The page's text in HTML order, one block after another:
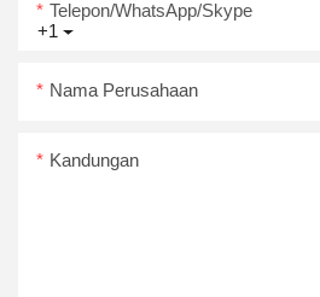
+1
Telepon/WhatsApp/Skype
Nama Perusahaan
Kandungan